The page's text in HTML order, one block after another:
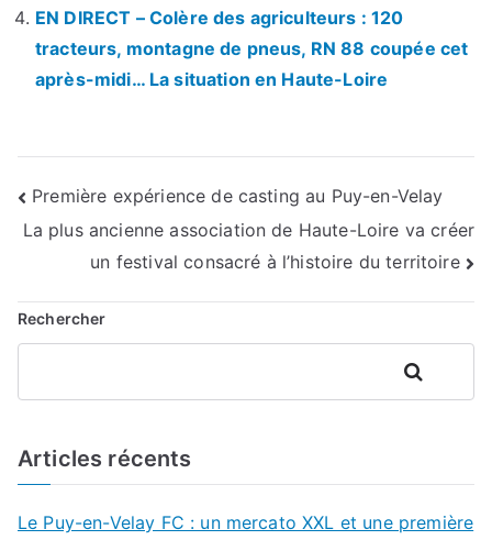
EN DIRECT – Colère des agriculteurs : 120
tracteurs, montagne de pneus, RN 88 coupée cet
après-midi… La situation en Haute-Loire
Navigation
de
l’article
Première expérience de casting au Puy-en-Velay
La plus ancienne association de Haute-Loire va créer
un festival consacré à l’histoire du territoire
Rechercher
Rechercher
Articles récents
Le Puy-en-Velay FC : un mercato XXL et une première